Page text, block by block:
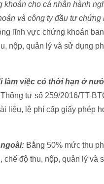
cho cá nhân hành
và công ty đầu tư chứng
lĩnh vực chứng khoán
nộp, quản lý và sử dụng
làm việc có thời hạn ở
tư số 259/2016/TT-
liệu, lệ phí cấp giấy phép
Bằng 50% mức thu
độ thu, nộp, quản lý và